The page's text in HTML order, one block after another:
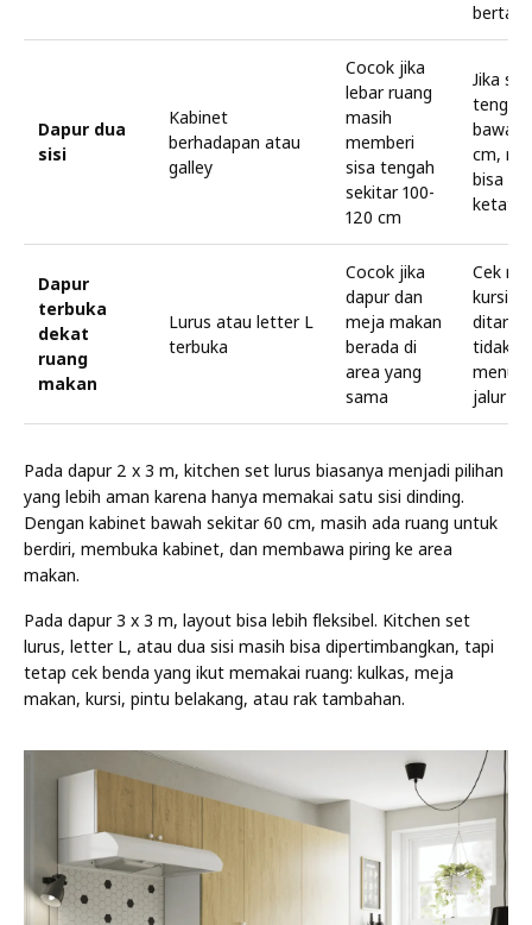
Dapur dua
sisi
Kabinet
berhadapan atau
galley
Cocok jika
lebar ruang
masih
memberi
sisa tengah
sekitar 100-
120 cm
Jika
tengah
bawah
cm,
bisa
ketat
Dapur
terbuka
dekat
ruang
makan
Lurus atau letter L
terbuka
Cocok jika
dapur dan
meja makan
berada di
area yang
sama
Cek
kursi
ditarik
tidak
jalur
Pada dapur 2 x 3 m, kitchen set lurus biasanya menjadi pilihan
yang lebih aman karena hanya memakai satu sisi dinding.
Dengan kabinet bawah sekitar 60 cm, masih ada ruang untuk
berdiri, membuka kabinet, dan membawa piring ke area
makan.
Pada dapur 3 x 3 m, layout bisa lebih fleksibel. Kitchen set
lurus, letter L, atau dua sisi masih bisa dipertimbangkan, tapi
tetap cek benda yang ikut memakai ruang: kulkas, meja
makan, kursi, pintu belakang, atau rak tambahan.